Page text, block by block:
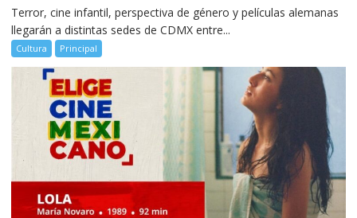
Terror, cine infantil, perspectiva de género y películas alemanas
llegarán a distintas sedes de CDMX entre...
Cultura Principal